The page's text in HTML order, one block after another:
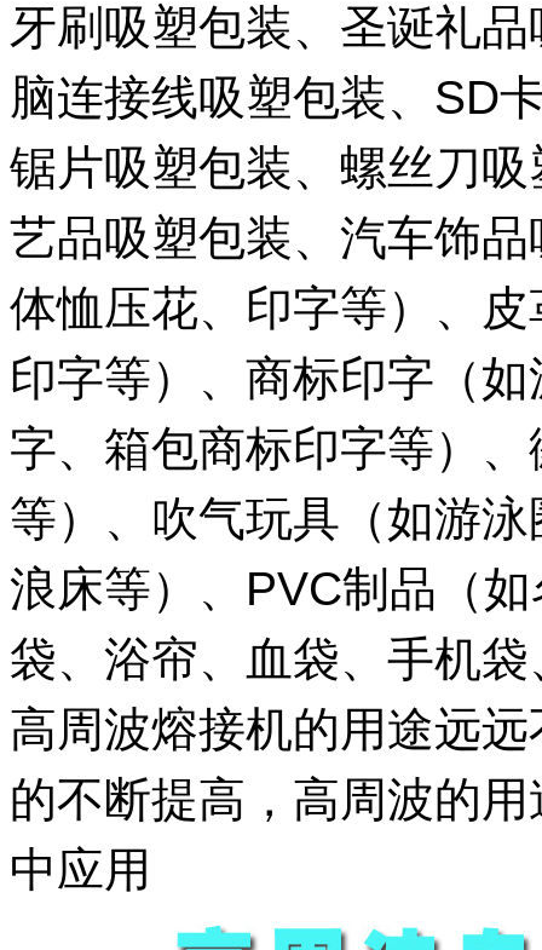
牙刷吸塑包装、圣诞礼
脑连接线吸塑包装、SD
锯片吸塑包装、螺丝刀
艺品吸塑包装、汽车饰
体恤压花、印字等）、
印字等）、商标印字（
字、箱包商标印字等）
等）、吹气玩具（如游
浪床等）、PVC制品（
袋、浴帘、血袋、手机
高周波熔接机的用途远
的不断提高，高周波的
中应用